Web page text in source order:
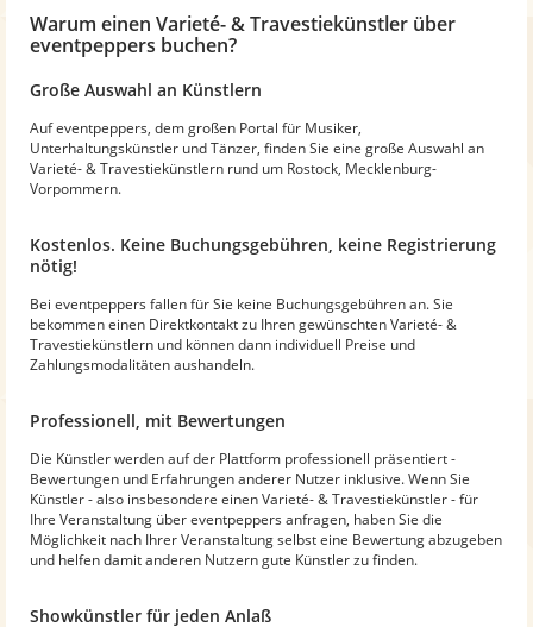
Warum einen Varieté- & Travestiekünstler über
eventpeppers buchen?
Große Auswahl an Künstlern
Auf eventpeppers, dem großen Portal für Musiker,
Unterhaltungskünstler und Tänzer, finden Sie eine große Auswahl an
Varieté- & Travestiekünstlern rund um Rostock, Mecklenburg-
Vorpommern.
Kostenlos. Keine Buchungsgebühren, keine Registrierung
nötig!
Bei eventpeppers fallen für Sie keine Buchungsgebühren an. Sie
bekommen einen Direktkontakt zu Ihren gewünschten Varieté- &
Travestiekünstlern und können dann individuell Preise und
Zahlungsmodalitäten aushandeln.
Professionell, mit Bewertungen
Die Künstler werden auf der Plattform professionell präsentiert -
Bewertungen und Erfahrungen anderer Nutzer inklusive. Wenn Sie
Künstler - also insbesondere einen Varieté- & Travestiekünstler - für
Ihre Veranstaltung über eventpeppers anfragen, haben Sie die
Möglichkeit nach Ihrer Veranstaltung selbst eine Bewertung abzugeben
und helfen damit anderen Nutzern gute Künstler zu finden.
Showkünstler für jeden Anlaß